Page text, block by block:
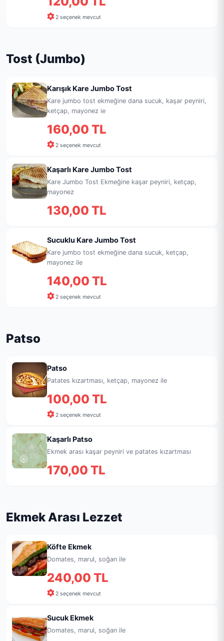
2 seçenek mevcut
Tost (Jumbo)
Karışık Kare Jumbo Tost
Kare jumbo tost ekmeğine dana sucuk, kaşar peyniri,
ketçap, mayonez ie
160,00 TL
2 seçenek mevcut
Kaşarlı Kare Jumbo Tost
Kare Jumbo Tost Ekmeğine kaşar peyniri, ketçap,
mayonez
130,00 TL
Sucuklu Kare Jumbo Tost
Kare jumbo tost ekmeğine dana sucuk, ketçap,
mayonez ile
140,00 TL
2 seçenek mevcut
Patso
Patso
Patates kızartması, ketçap, mayonez ile
100,00 TL
2 seçenek mevcut
Kaşarlı Patso
Ekmek arası kaşar peyniri ve patates kızartması
170,00 TL
Ekmek Arası Lezzet
Köfte Ekmek
Domates, marul, soğan ile
240,00 TL
2 seçenek mevcut
Sucuk Ekmek
Domates, marul, soğan ile